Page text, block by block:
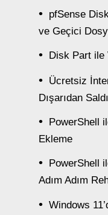
pfSense
ve Geçici
Disk Part ile
Ücretsiz
Dışarıdan
PowerShell
Ekleme
PowerShell
Adım Adım
Windows